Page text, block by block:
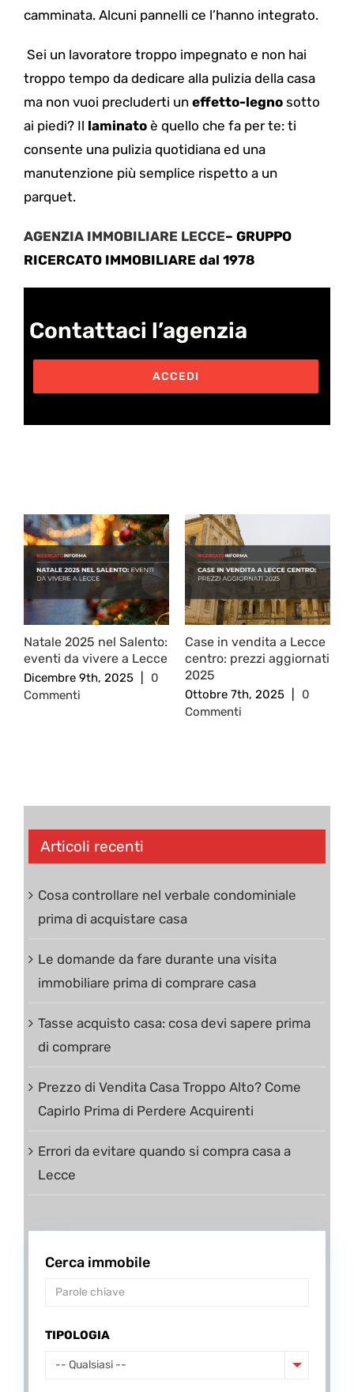
camminata. Alcuni pannelli ce l’hanno integrato.
Sei un lavoratore troppo impegnato e non hai
troppo tempo da dedicare alla pulizia della casa
ma non vuoi precluderti un effetto-legnosotto
ai piedi? Il laminatoè quello che fa per te: ti
consente una pulizia quotidiana ed una
manutenzione più semplice rispetto a un
parquet.
AGENZIA IMMOBILIARE LECCE– GRUPPO
RICERCATO IMMOBILIARE dal 1978
Contattaci l’agenzia
ACCEDI
Natale 2025 nel Salento:
eventi da vivere a Lecce
Dicembre 9th, 2025
0
Commenti
Case in vendita a Lecce
centro: prezzi aggiornati
2025
Ottobre 7th, 2025
0
Commenti
Articoli recenti
Cosa controllare nel verbale condominiale
prima di acquistare casa
Le domande da fare durante una visita
immobiliare prima di comprare casa
Tasse acquisto casa: cosa devi sapere prima
di comprare
Prezzo di Vendita Casa Troppo Alto? Come
Capirlo Prima di Perdere Acquirenti
Errori da evitare quando si compra casa a
Lecce
Cerca immobile
TIPOLOGIA
-- Qualsiasi --